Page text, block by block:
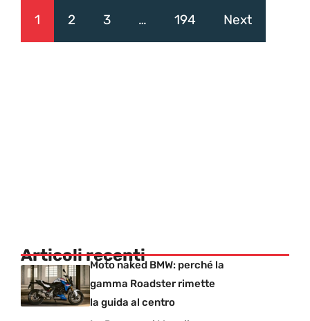
1 2 3 … 194 Next
Articoli recentiMoto naked BMW: perché la
gamma Roadster rimette
la guida al centro